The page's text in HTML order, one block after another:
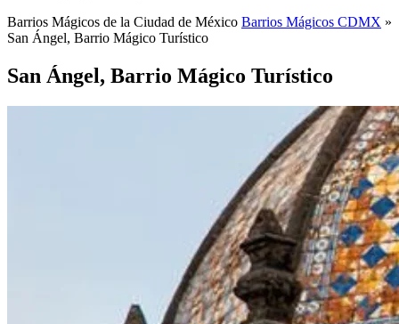
Barrios Mágicos de la Ciudad de México Barrios Mágicos CDMX »
San Ángel, Barrio Mágico Turístico
San Ángel, Barrio Mágico Turístico